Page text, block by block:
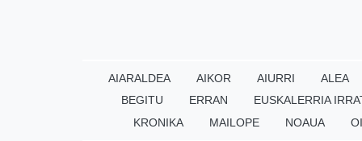
AIARALDEA AIKOR AIURRI ALEA
BEGITU
ERRAN EUSKALERRIA
KRONIKA
MAILOPE NOAUA